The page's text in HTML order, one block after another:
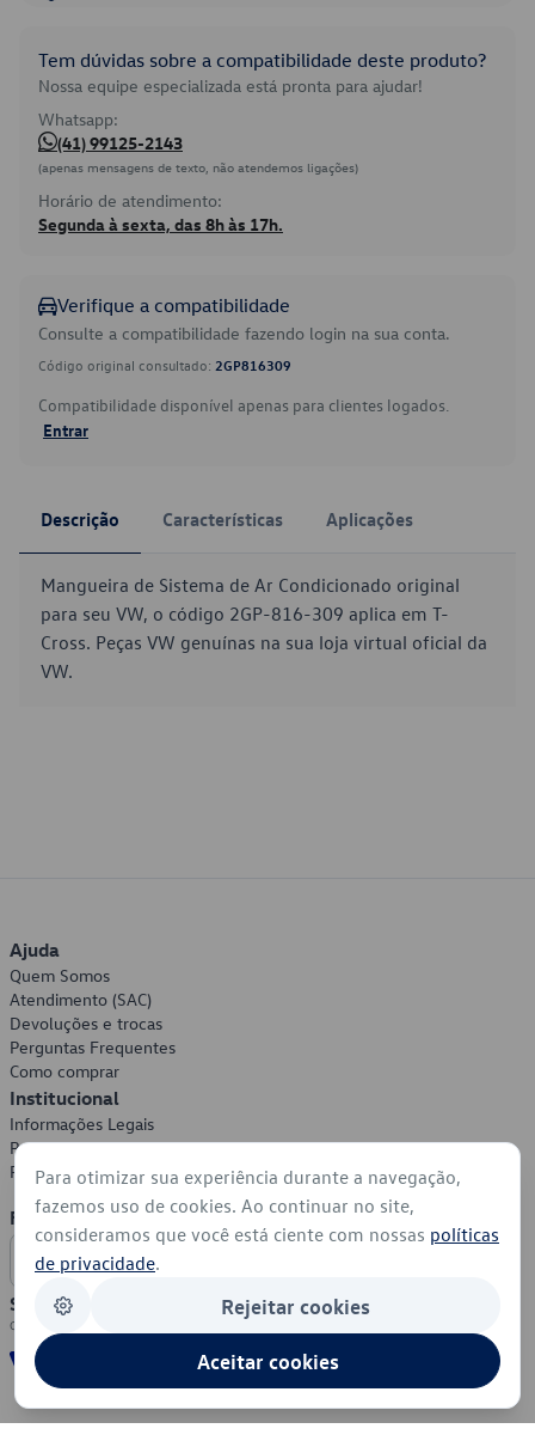
Tem dúvidas sobre a compatibilidade deste produto?
Nossa equipe especializada está pronta para ajudar!
Whatsapp:
(41) 99125-2143
(apenas mensagens de texto, não atendemos ligações)
Horário de atendimento:
Segunda à sexta, das 8h às 17h.
Verifique a compatibilidade
Consulte a compatibilidade fazendo login na sua conta.
Código original consultado: 2GP816309
Compatibilidade disponível apenas para clientes logados.
Entrar
Descrição Características Aplicações
Mangueira de Sistema de Ar Condicionado original
para seu VW, o código 2GP-816-309 aplica em T-
Cross. Peças VW genuínas na sua loja virtual oficial da
VW.
Ajuda
Quem Somos
Atendimento (SAC)
Devoluções e trocas
Perguntas Frequentes
Como comprar
Institucional
Informações Legais
Política de Privacidade
Política de Cookies
Formas de Pagamento
Segurança
Para otimizar sua experiência durante a navegação,
fazemos uso de cookies. Ao continuar no site,
consideramos que você está ciente com nossas políticas
de privacidade.
Rejeitar cookies
Aceitar cookies